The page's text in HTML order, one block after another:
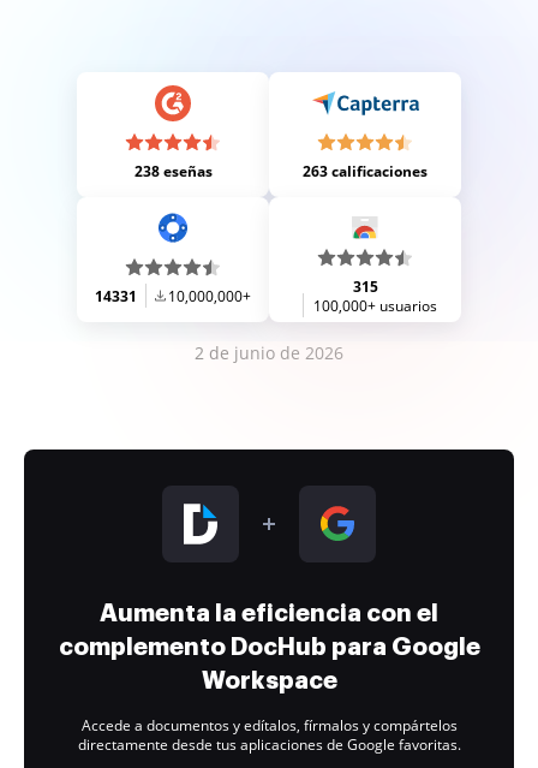
238 eseñas 263 calificaciones
14331 10,000,000+
315
100,000+ usuarios
2 de junio de 2026
Aumenta la eficiencia con el
complemento DocHub para Google
Workspace
Accede a documentos y edítalos, fírmalos y compártelos
directamente desde tus aplicaciones de Google favoritas.